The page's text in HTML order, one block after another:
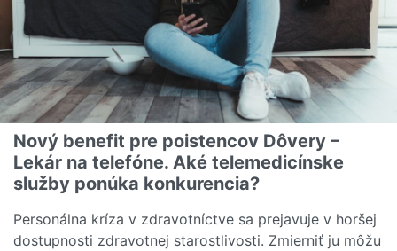
Nový benefit pre poistencov Dôvery –
Lekár na telefóne. Aké telemedicínske
služby ponúka konkurencia?
Personálna kríza v zdravotníctve sa prejavuje v horšej
dostupnosti zdravotnej starostlivosti. Zmierniť ju môžu